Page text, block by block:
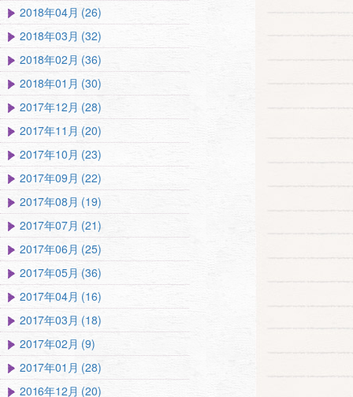
2018年04月 (26)
2018年03月 (32)
2018年02月 (36)
2018年01月 (30)
2017年12月 (28)
2017年11月 (20)
2017年10月 (23)
2017年09月 (22)
2017年08月 (19)
2017年07月 (21)
2017年06月 (25)
2017年05月 (36)
2017年04月 (16)
2017年03月 (18)
2017年02月 (9)
2017年01月 (28)
2016年12月 (20)